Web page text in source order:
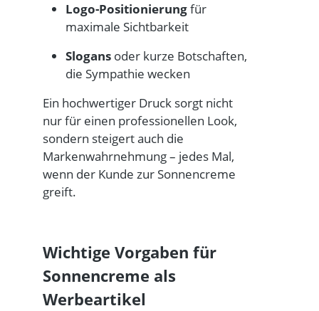
Logo-Positionierungfür
maximale Sichtbarkeit
Slogans oder kurze Botschaften,
die Sympathie wecken
Ein hochwertiger Druck sorgt nicht
nur für einen professionellen Look,
sondern steigert auch die
Markenwahrnehmung– jedes Mal,
wenn der Kunde zur Sonnencreme
greift.
Wichtige Vorgaben für
Sonnencreme als
Werbeartikel